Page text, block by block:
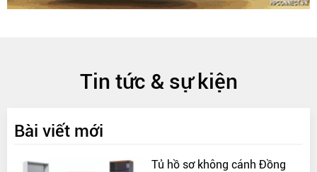
Tin tức & sự kiện
Bài viết mới
Tủ hồ sơ không cánh Đồng